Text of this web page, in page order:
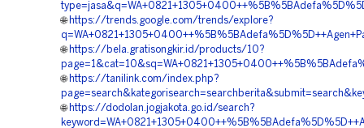
🌐 https://trends.google.com/trends/explore?
🌐 https://bela.gratisongkir.id/products/10?
🌐 https://tanilink.com/index.php?
🌐 https://dodolan.jogjakota.go.id/search?